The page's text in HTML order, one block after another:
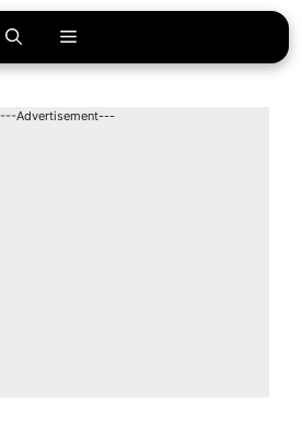
Menu
---Advertisement---